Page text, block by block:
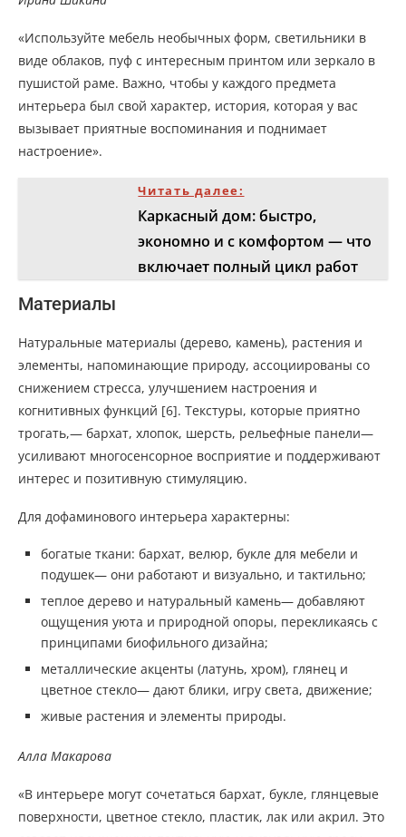
«Используйте мебель необычных форм, светильники в
виде облаков, пуф с интересным принтом или зеркало в
пушистой раме. Важно, чтобы у каждого предмета
интерьера был свой характер, история, которая у вас
вызывает приятные воспоминания и поднимает
настроение».
Читать далее:
Каркасный дом: быстро,
экономно и с комфортом — что
включает полный цикл работ
Материалы
Натуральные материалы (дерево, камень), растения и
элементы, напоминающие природу, ассоциированы со
снижением стресса, улучшением настроения и
когнитивных функций [6]. Текстуры, которые приятно
трогать,— бархат, хлопок, шерсть, рельефные панели—
усиливают многосенсорное восприятие и поддерживают
интерес и позитивную стимуляцию.
Для дофаминового интерьера характерны:
богатые ткани: бархат, велюр, букле для мебели и
подушек— они работают и визуально, и тактильно;
теплое дерево и натуральный камень— добавляют
ощущения уюта и природной опоры, перекликаясь с
принципами биофильного дизайна;
металлические акценты (латунь, хром), глянец и
цветное стекло— дают блики, игру света, движение;
живые растения и элементы природы.
Алла Макарова
«В интерьере могут сочетаться бархат, букле, глянцевые
поверхности, цветное стекло, пластик, лак или акрил. Это